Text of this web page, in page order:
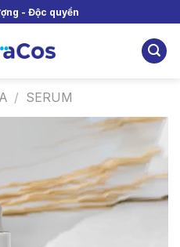
- Độc quyền
/ SERUM